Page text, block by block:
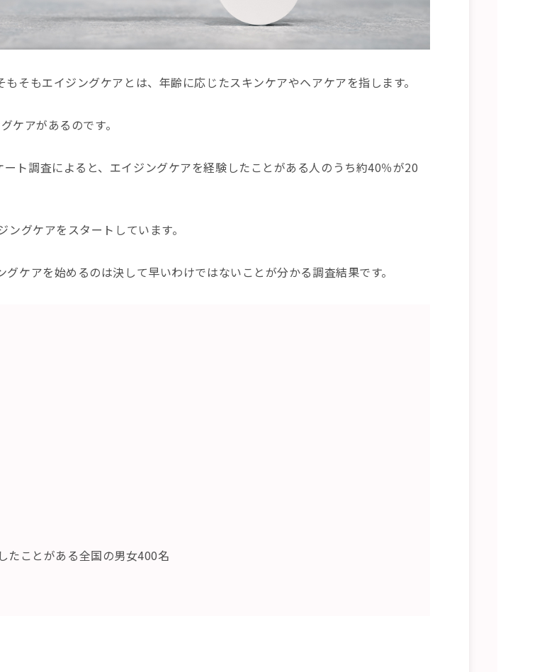
そもエイジングケアとは、年齢に応じたスキンケアやヘアケアを指します。
ケアがあるのです。
ト調査によると、エイジングケアを経験したことがある人のうち約40％が20
グケアをスタートしています。
ケアを始めるのは決して早いわけではないことが分かる調査結果です。
たことがある全国の男女400名